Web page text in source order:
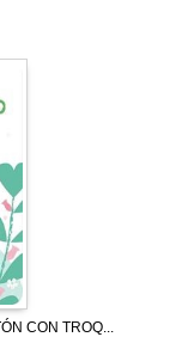
CON TROQ...